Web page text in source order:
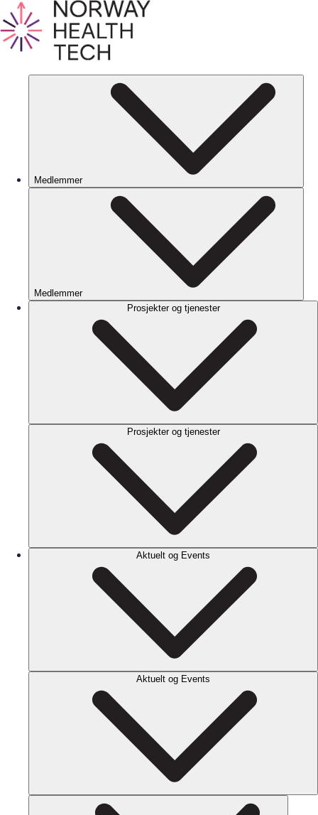
Medlemmer
Medlemmer
Prosjekter og tjenester
Prosjekter og tjenester
Aktuelt og Events
Aktuelt og Events